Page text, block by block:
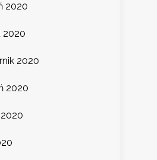
2020
2020
2020
2020